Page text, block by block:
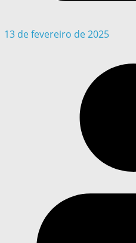
13 de fevereiro de 2025